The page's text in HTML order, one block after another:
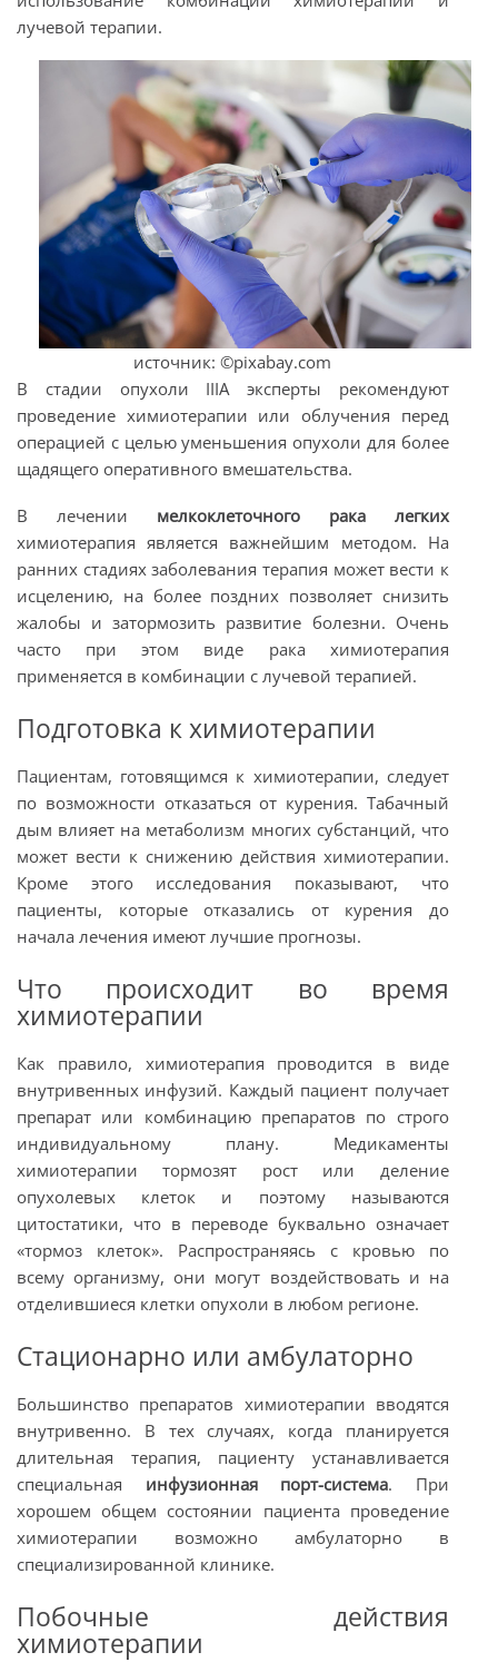
лучевой терапии.
источник: ©pixabay.com
В стадии опухоли IIIA эксперты рекомендуют
проведение химиотерапии или облучения перед
операцией с целью уменьшения опухоли для более
щадящего оперативного вмешательства.
В лечении мелкоклеточного рака легких
химиотерапия является важнейшим методом. На
ранних стадиях заболевания терапия может вести к
исцелению, на более поздних позволяет снизить
жалобы и затормозить развитие болезни. Очень
часто при этом виде рака химиотерапия
применяется в комбинации с лучевой терапией.
Подготовка к химиотерапии
Пациентам, готовящимся к химиотерапии, следует
по возможности отказаться от курения. Табачный
дым влияет на метаболизм многих субстанций, что
может вести к снижению действия химиотерапии.
Кроме этого исследования показывают, что
пациенты, которые отказались от курения до
начала лечения имеют лучшие прогнозы.
Что происходит во время
химиотерапии
Как правило, химиотерапия проводится в виде
внутривенных инфузий. Каждый пациент получает
препарат или комбинацию препаратов по строго
индивидуальному плану. Медикаменты
химиотерапии тормозят рост или деление
опухолевых клеток и поэтому называются
цитостатики, что в переводе буквально означает
«тормоз клеток». Распространяясь с кровью по
всему организму, они могут воздействовать и на
отделившиеся клетки опухоли в любом регионе.
Стационарно или амбулаторно
Большинство препаратов химиотерапии вводятся
внутривенно. В тех случаях, когда планируется
длительная терапия, пациенту устанавливается
специальная инфузионная порт-система. При
хорошем общем состоянии пациента проведение
химиотерапии возможно амбулаторно в
специализированной клинике.
Побочные действия
химиотерапии